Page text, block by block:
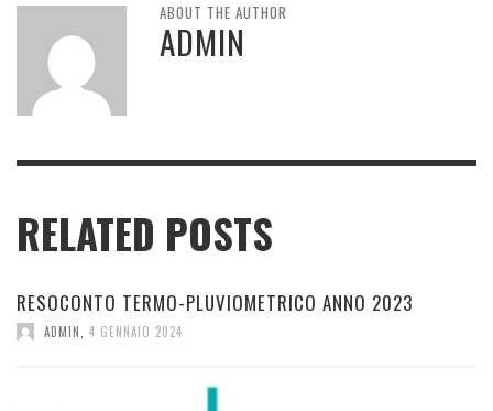
ABOUT THE AUTHOR
ADMIN
RELATED POSTS
RESOCONTO TERMO-PLUVIOMETRICO ANNO 2023
ADMIN 4 GENNAIO 2024